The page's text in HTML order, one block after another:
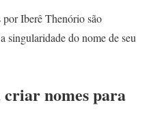
por Iberê Thenório são
singularidade do nome de seu
nomes para